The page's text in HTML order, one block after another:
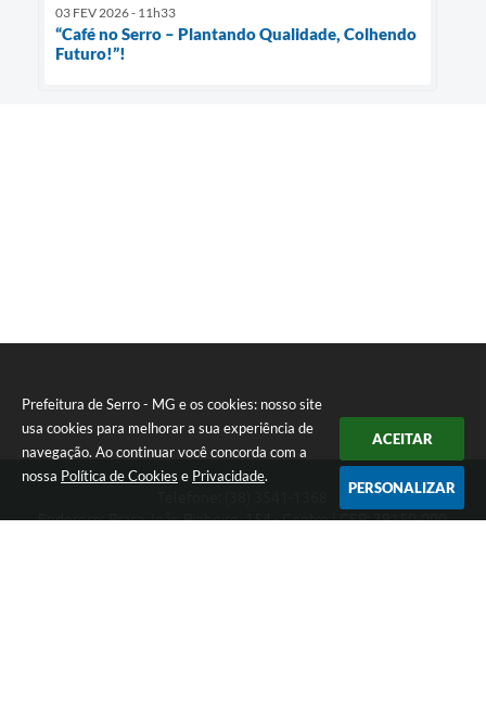
Prefeitura de Serro - MG e os cookies: nosso site
usa cookies para melhorar a sua experiência de
navegação. Ao continuar você concorda com a
nossa Política de Cookies e Privacidade.
ACEITAR
PERSONALIZAR
03 FEV 2026 - 11h33
“Café no Serro – Plantando Qualidade, Colhendo
Futuro!”!
Endereço: Praça João Pinheiro, 154 - Centro | CEP: 39150-000